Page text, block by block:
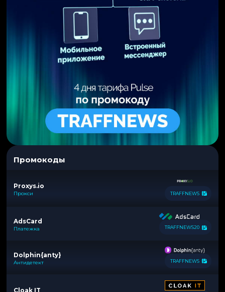
Промокоды
Proxys.io
Прокси TRAFFNEWS
AdsCard
Платежка TRAFFNEWS20
Dolphin{anty}
Антидетект TRAFFNEWS
Cloak IT